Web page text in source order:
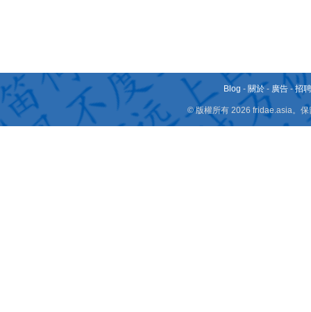
Blog - 關於 - 廣告 -招
© 版權所有 2026 fridae.asia。